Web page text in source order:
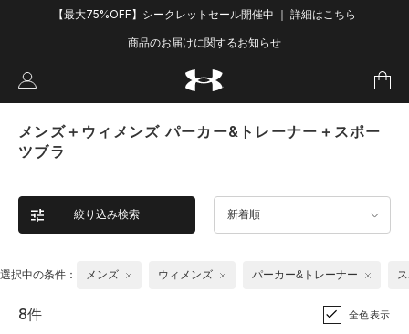
【最大75%OFF】シークレットセール開催中 ｜ 詳細はこちら
商品のお届けに関するお知らせ
メンズ＋ウィメンズ パーカー&トレーナー＋スポー
ツブラ
絞り込み検索 新着順
選択中の条件： メンズ ウィメンズ パーカー&トレーナー
8件 全色表示